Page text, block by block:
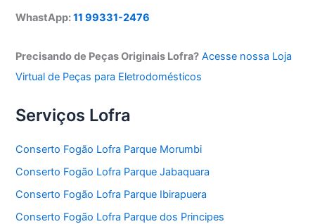
WhastApp:11 99331-2476
Precisando de Peças Originais Lofra? Acesse nossa Loja
Virtual de Peças para Eletrodomésticos
Serviços Lofra
Conserto Fogão Lofra Parque Morumbi
Conserto Fogão Lofra Parque Jabaquara
Conserto Fogão Lofra Parque Ibirapuera
Conserto Fogão Lofra Parque dos Principes